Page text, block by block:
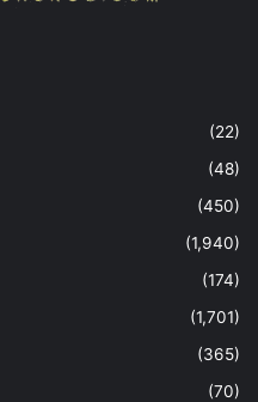
(22)
(48)
(450)
(1,940)
(174)
(1,701)
(365)
(70)